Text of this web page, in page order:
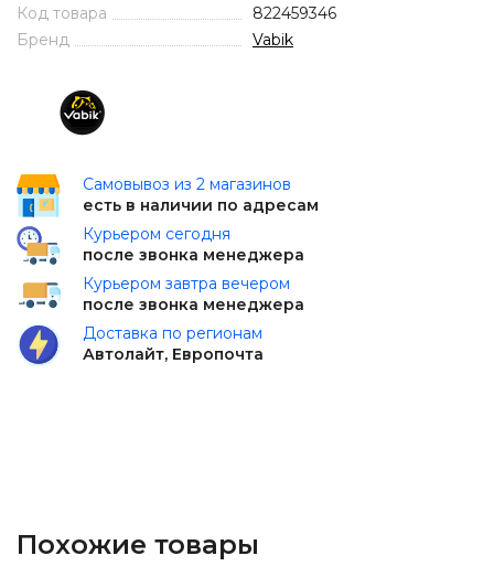
Код товара
822459346
Бренд
Vabik
Самовывоз из 2 магазинов
есть в наличии по адресам
Курьером сегодня
после звонка менеджера
Курьером завтра вечером
после звонка менеджера
Доставка по регионам
Автолайт, Европочта
Похожие товары